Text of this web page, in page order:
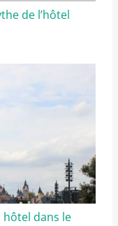
de l’hôtel
dans le